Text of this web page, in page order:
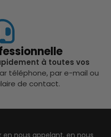
à toutes vos
téléphone, par e-mail ou
de contact.
nous appelant, en nous